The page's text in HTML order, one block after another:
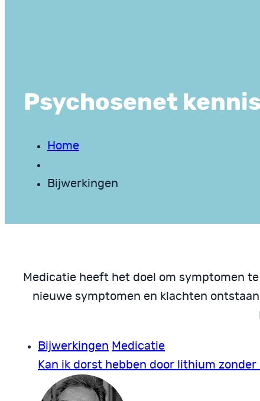
Psychosenet
Home
Bijwerkingen
Medicatie heeft het doel om symptomen
nieuwe symptomen en klachten
Bijwerkingen Medicatie
Kan ik dorst hebben door lithium